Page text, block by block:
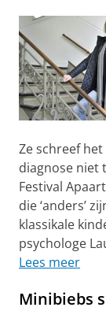
Ze schreef
diagnose niet
Festival
die ‘anders’
klassikale
psychologe
Lees meer
Minibiebs